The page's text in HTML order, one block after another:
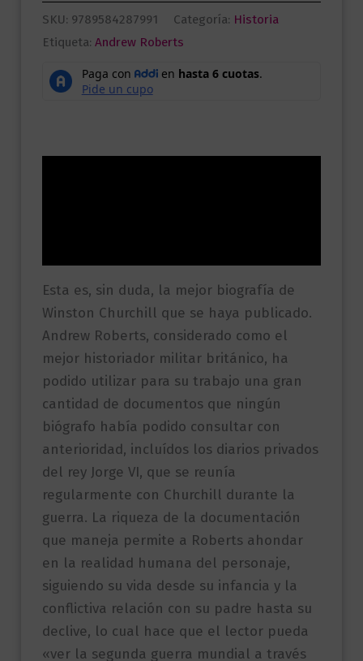
SKU: 9789584287991 Categoría: Historia
Etiqueta: Andrew Roberts
Esta es, sin duda, la mejor biografía de
Winston Churchill que se haya publicado.
Andrew Roberts, considerado como el
mejor historiador militar británico, ha
podido utilizar para su trabajo una gran
cantidad de documentos que ningún
biógrafo había podido consultar con
anterioridad, incluídos los diarios privados
del rey Jorge VI, que se reunía
regularmente con Churchill durante la
guerra. La riqueza de la documentación
que maneja permite a Roberts ahondar
en la realidad humana del personaje,
siguiendo su vida desde su infancia y la
conflictiva relación con su padre hasta su
declive, lo cual hace que el lector pueda
«ver la segunda guerra mundial a través